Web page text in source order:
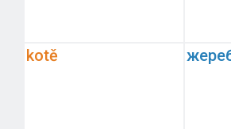
kotě